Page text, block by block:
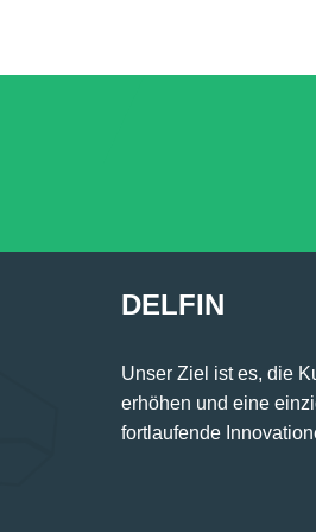
DELFIN
Unser Ziel ist es, die
erhöhen und eine
fortlaufende